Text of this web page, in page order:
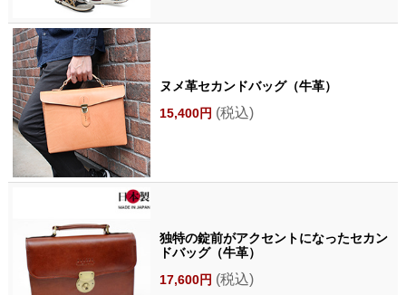
ヌメ革セカンドバッグ（牛革）
15,400円 (税込)
独特の錠前がアクセントになったセカン
ドバッグ（牛革）
17,600円 (税込)